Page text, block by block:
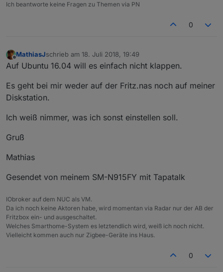
Ich beantworte keine Fragen zu Themen via PN
0
Offline
MathiasJschrieb am 18. Juli 2018, 19:49
zuletzt editiert von
Auf Ubuntu 16.04 will es einfach nicht klappen.
Es geht bei mir weder auf der Fritz.nas noch auf meiner
Diskstation.
Ich weiß nimmer, was ich sonst einstellen soll.
Gruß
Mathias
Gesendet von meinem SM-N915FY mit Tapatalk
IObroker auf dem NUC als VM.
Da ich noch keine Aktoren habe, wird momentan via Radar nur der AB der
Fritzbox ein- und ausgeschaltet.
Welches Smarthome-System es letztendlich wird, weiß ich noch nicht.
Vielleicht kommen auch nur Zigbee-Geräte ins Haus.
0